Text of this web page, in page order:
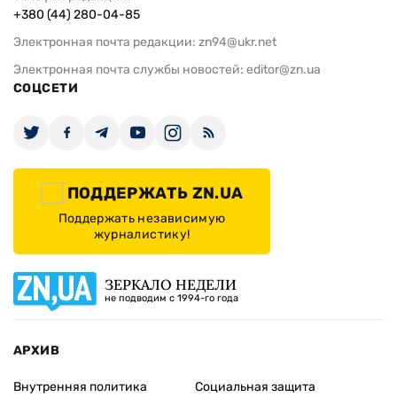
+380 (44) 280-04-85
Электронная почта редакции: zn94@ukr.net
Электронная почта службы новостей: editor@zn.ua
СОЦСЕТИ
ПОДДЕРЖАТЬ ZN.UA
Поддержать независимую
журналистику!
ЗЕРКАЛО НЕДЕЛИ
не подводим с 1994-го года
АРХИВ
Внутренняя политика
Социальная защита